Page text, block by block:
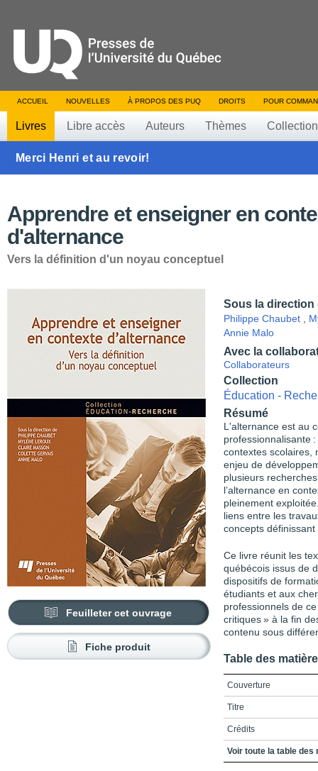
ACCUEIL NOUVELLES À PROPOS DES PUQ DROITS POUR
Livres Libre accès Auteurs Thèmes
Merci Henri et au revoir!
Apprendre et enseigner en
d'alternance
Vers la définition d'un noyau conceptuel
Feuilleter cet ouvrage
Fiche produit
Sous la direction
Philippe Chaubet
Annie Malo
Avec la
Collaborateurs
Collection
Éducation -
Résumé
L'alternance est au
professionnalisante
contextes scolaires,
enjeu de
plusieurs
l’alternance en
pleinement
liens entre les
concepts définissant
Ce livre réunit les
québécois issus de
dispositifs de
étudiants et aux
professionnels de
critiques » à la fin
contenu sous
Table des
Couverture
Titre
Crédits
Remerciements
Voir toute la table des